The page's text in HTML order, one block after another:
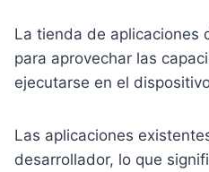
La tienda de aplicaciones
para aprovechar las
ejecutarse en el
Las aplicaciones
desarrollador, lo que